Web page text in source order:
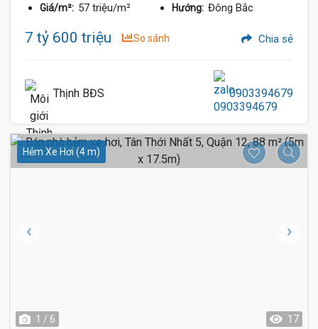
Giá/m²: 57 triệu/m² Hướng: Đông Bắc
7 tỷ 600 triệu So sánh Chia sẻ
Thịnh BĐS 0903394679
Hẻm Xe Hơi (4 m)
1 / 6 17